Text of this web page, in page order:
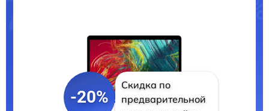
-20%
Скидка по
предварительной